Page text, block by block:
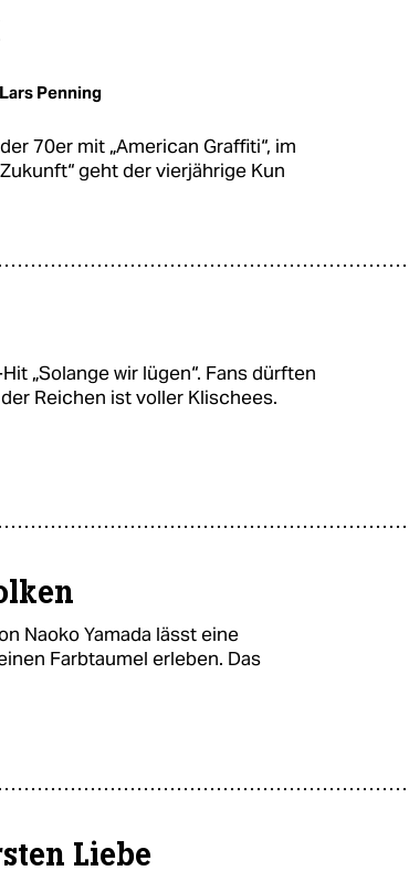
Lars Penning
70er mit „American Graffiti“, im
geht der vierjährige Kun
„Solange wir lügen“. Fans dürften
Reichen ist voller Klischees.
Naoko Yamada lässt eine
Farbtaumel erleben. Das
Liebe